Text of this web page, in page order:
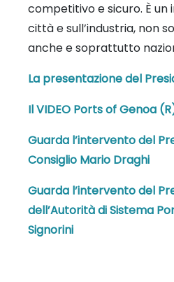
competitivo e sicuro. È un
città e sull’industria, non
anche e soprattutto
La presentazione del
Il VIDEO Ports of Genoa
Guarda l’intervento del
Consiglio Mario Draghi
Guarda l’intervento del
dell’Autorità di Sistema
Signorini